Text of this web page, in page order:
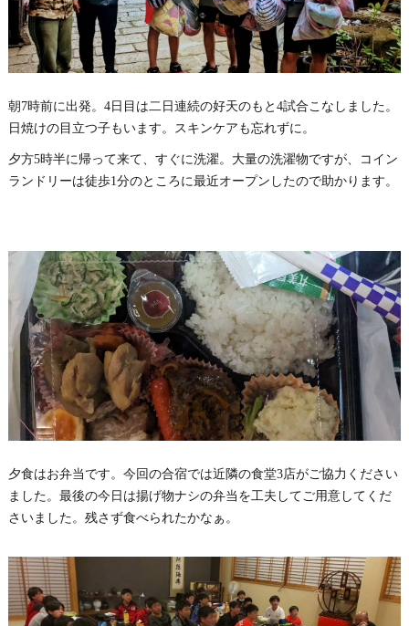
朝7時前に出発。4日目は二日連続の好天のもと4試合こなしました。
日焼けの目立つ子もいます。スキンケアも忘れずに。
夕方5時半に帰って来て、すぐに洗濯。大量の洗濯物ですが、コイン
ランドリーは徒歩1分のところに最近オープンしたので助かります。
夕食はお弁当です。今回の合宿では近隣の食堂3店がご協力ください
ました。最後の今日は揚げ物ナシの弁当を工夫してご用意してくだ
さいました。残さず食べられたかなぁ。